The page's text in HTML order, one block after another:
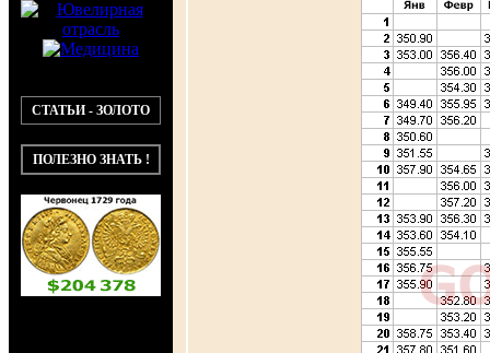
СТАТЬИ - ЗОЛОТО
ПОЛЕЗНО ЗНАТЬ !